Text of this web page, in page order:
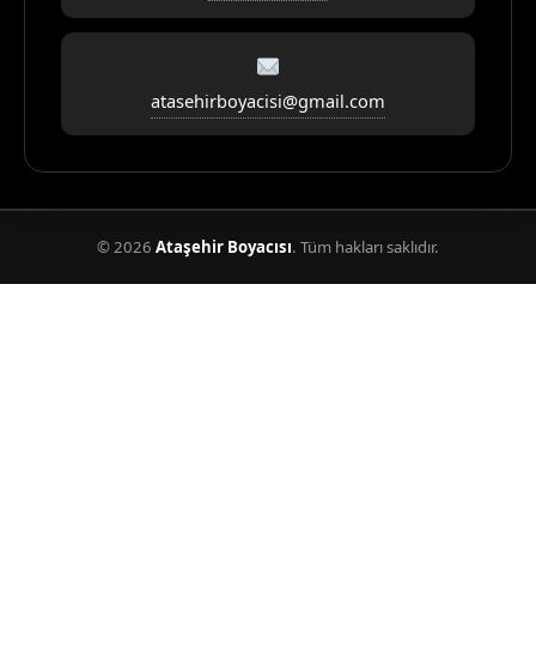
atasehirboyacisi@gmail.com
© 2026 Ataşehir Boyacısı. Tüm hakları saklıdır.